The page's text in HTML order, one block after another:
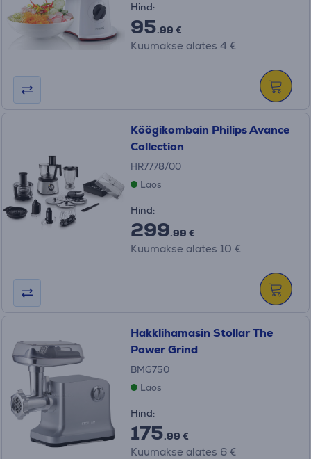
Hind:
95.99 €
Kuumakse alates 4 €
Köögikombain Philips Avance
Collection
HR7778/00
Laos
Hind:
299.99 €
Kuumakse alates 10 €
Hakklihamasin Stollar The
Power Grind
BMG750
Laos
Hind:
175.99 €
Kuumakse alates 6 €